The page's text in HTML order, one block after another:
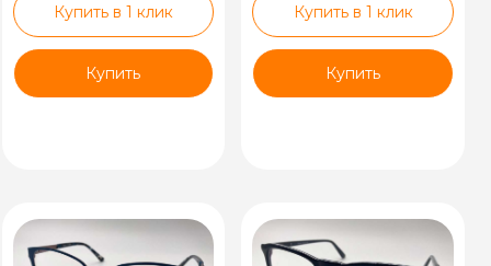
Купить в 1 клик
Купить
Купить в 1 клик
Купить